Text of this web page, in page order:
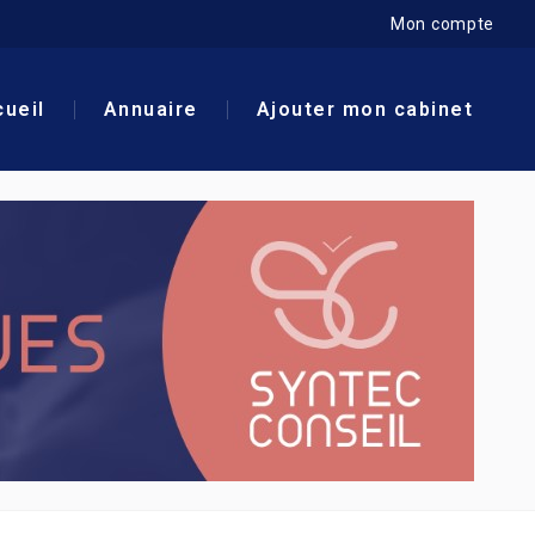
Mon compte
Annuaire Ajouter mon cabinet